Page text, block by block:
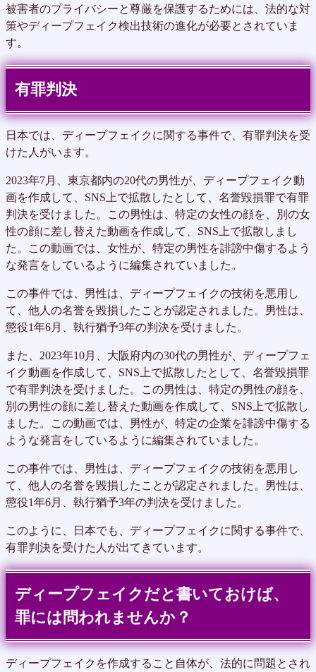
被害者のプライバシーと尊厳を保護するためには、法的な対
策やディープフェイク検出技術の進化が必要とされていま
す。
有罪判決
日本では、ディープフェイクに関する事件で、有罪判決を受
けた人がいます。
2023年7月、東京都内の20代の男性が、ディープフェイク動
画を作成して、SNS上で拡散したとして、名誉毀損罪で有罪
判決を受けました。この男性は、特定の女性の顔を、別の女
性の顔に差し替えた動画を作成して、SNS上で拡散しまし
た。この動画では、女性が、特定の男性を誹謗中傷するよう
な発言をしているように編集されていました。
この事件では、男性は、ディープフェイクの技術を悪用し
て、他人の名誉を毀損したことが認定されました。男性は、
懲役1年6月、執行猶予3年の判決を受けました。
また、2023年10月、大阪府内の30代の男性が、ディープフェ
イク動画を作成して、SNS上で拡散したとして、名誉毀損罪
で有罪判決を受けました。この男性は、特定の男性の顔を、
別の男性の顔に差し替えた動画を作成して、SNS上で拡散し
ました。この動画では、男性が、特定の企業を誹謗中傷する
ような発言をしているように編集されていました。
この事件では、男性は、ディープフェイクの技術を悪用し
て、他人の名誉を毀損したことが認定されました。男性は、
懲役1年6月、執行猶予3年の判決を受けました。
このように、日本でも、ディープフェイクに関する事件で、
有罪判決を受けた人が出てきています。
ディープフェイクだと書いておけば、
罪には問われませんか？
ディープフェイクを作成すること自体が、法的に問題とされ